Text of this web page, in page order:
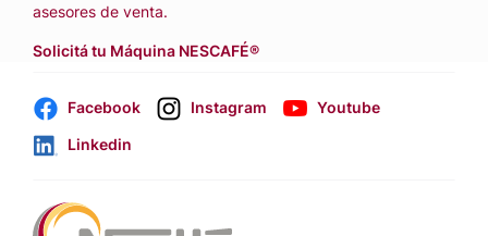
asesores de venta.
Solicitá tu Máquina NESCAFÉ®
Facebook Instagram
Youtube
Linkedin